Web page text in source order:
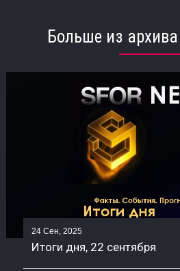
Больше из архива
24 Сен, 2025
Итоги дня, 22 сентября